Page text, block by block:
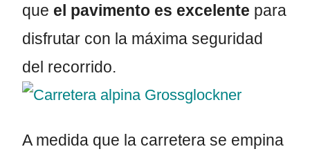
que el pavimento es excelente para
disfrutar con la máxima seguridad
del recorrido.
A medida que la carretera se empina